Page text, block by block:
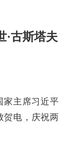
·古斯塔夫
家主席习近平
贺电，庆祝两